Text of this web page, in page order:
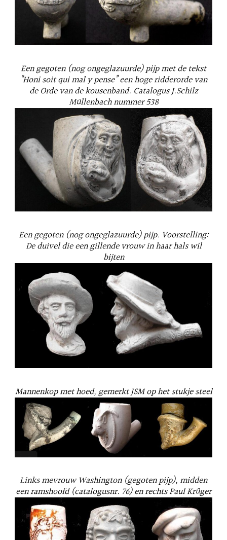
Een gegoten (nog ongeglazuurde) pijp met de tekst
“Honi soit qui mal y pense” een hoge ridderorde van
de Orde van de kousenband. Catalogus J.Schilz
Müllenbach nummer 538
Een gegoten (nog ongeglazuurde) pijp. Voorstelling:
De duivel die een gillende vrouw in haar hals wil
bijten
Mannenkop met hoed, gemerkt JSM op het stukje steel
Links mevrouw Washington (gegoten pijp), midden
een ramshoofd (catalogusnr. 76) en rechts Paul Krüger